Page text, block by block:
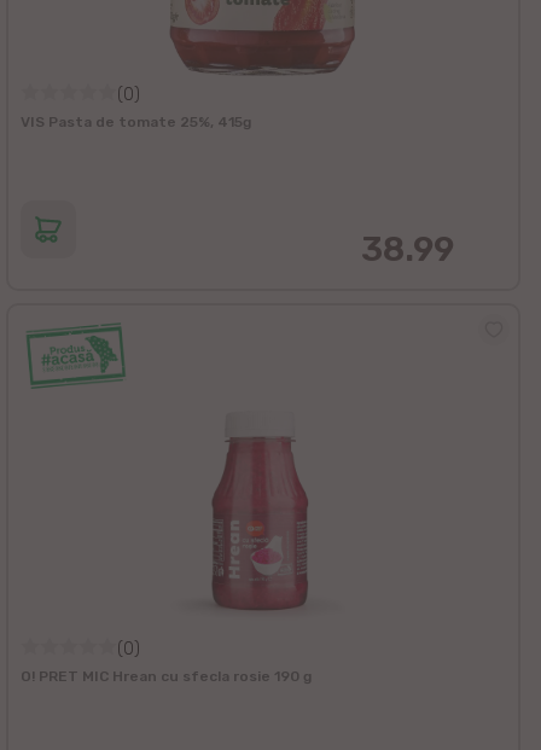
(0)
VIS Pasta de tomate 25%, 415g
38.99
(0)
O! PRET MIC Hrean cu sfecla rosie 190 g